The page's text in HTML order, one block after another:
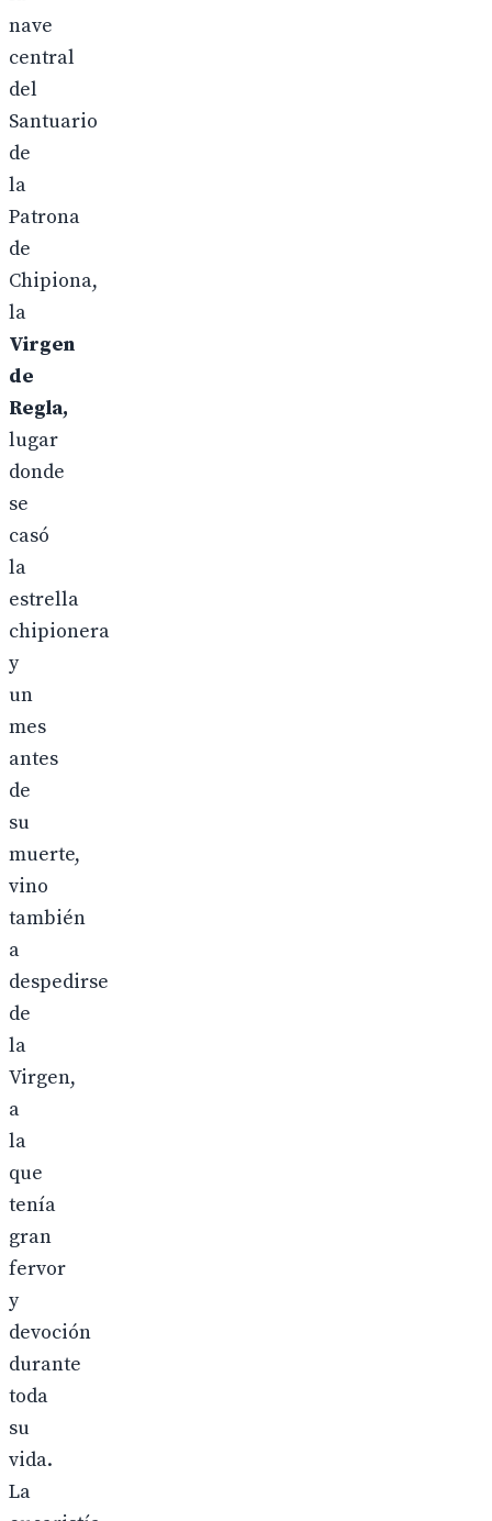
nave
central
del
Santuario
de
la
Patrona
de
Chipiona,
la
Virgen
de
Regla,
lugar
donde
se
casó
la
estrella
chipionera
y
un
mes
antes
de
su
muerte,
vino
también
a
despedirse
de
la
Virgen,
a
la
que
tenía
gran
fervor
y
devoción
durante
toda
su
vida.
La